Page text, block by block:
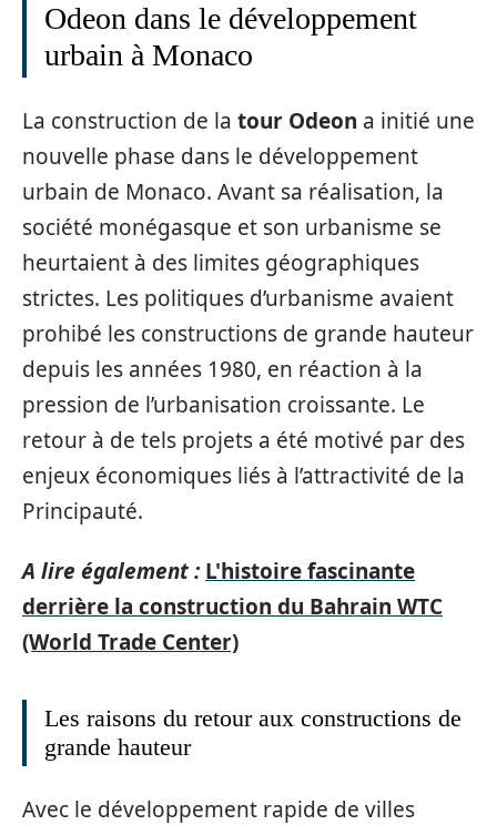
Odeon dans le développement
urbain à Monaco
La construction de la tour Odeon a initié une
nouvelle phase dans le développement
urbain de Monaco. Avant sa réalisation, la
société monégasque et son urbanisme se
heurtaient à des limites géographiques
strictes. Les politiques d’urbanisme avaient
prohibé les constructions de grande hauteur
depuis les années 1980, en réaction à la
pression de l’urbanisation croissante. Le
retour à de tels projets a été motivé par des
enjeux économiques liés à l’attractivité de la
Principauté.
A lire également : L'histoire fascinante
derrière la construction du Bahrain WTC
(World Trade Center)
Les raisons du retour aux constructions de
grande hauteur
Avec le développement rapide de villes